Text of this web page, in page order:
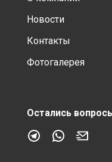
Новости
Контакты
Фотогалерея
Остались